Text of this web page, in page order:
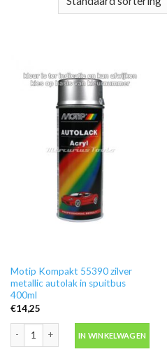
Motip Kompakt 55390 zilver
metallic autolak in spuitbus
400ml
€14,25
IN WINKELWAGEN